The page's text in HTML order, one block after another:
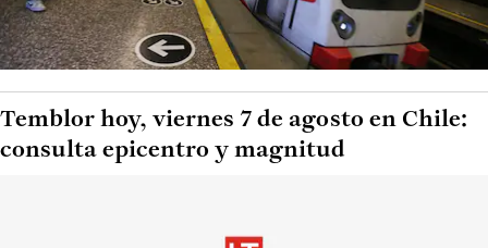
Temblor hoy, viernes 7 de agosto en Chile:
consulta epicentro y magnitud